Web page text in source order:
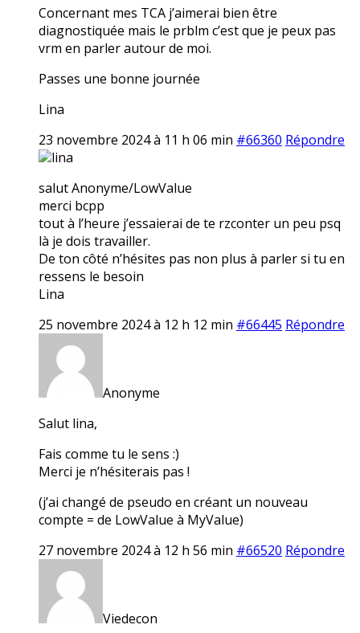
Concernant mes TCA j’aimerai bien être
diagnostiquée mais le prblm c’est que je peux pas
vrm en parler autour de moi.
Passes une bonne journée
Lina
23 novembre 2024 à 11 h 06 min #66360 Répondre
lina
salut Anonyme/LowValue
merci bcpp
tout à l’heure j’essaierai de te rzconter un peu psq
là je dois travailler.
De ton côté n’hésites pas non plus à parler si tu en
ressens le besoin
Lina
25 novembre 2024 à 12 h 12 min #66445 Répondre
Anonyme
Salut lina,
Fais comme tu le sens :)
Merci je n’hésiterais pas !
(j’ai changé de pseudo en créant un nouveau
compte = de LowValue à MyValue)
27 novembre 2024 à 12 h 56 min #66520 Répondre
Viedecon